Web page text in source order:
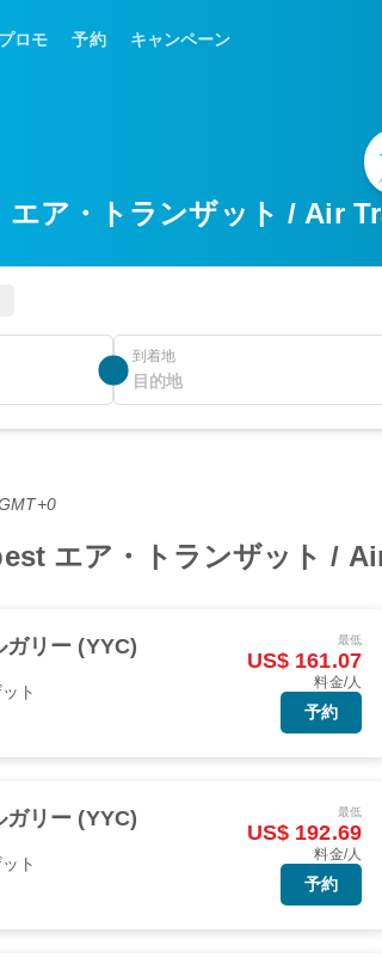
プロモ 予約 キャンペーン
エア・トランザット / Air
到着地
エア・トランザット /
ガリー (YYC)
ト
最低
US$ 161.07
料金/人
予約
ガリー (YYC)
ト
最低
US$ 192.69
料金/人
予約